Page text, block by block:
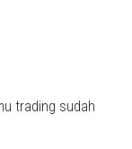
trading sudah